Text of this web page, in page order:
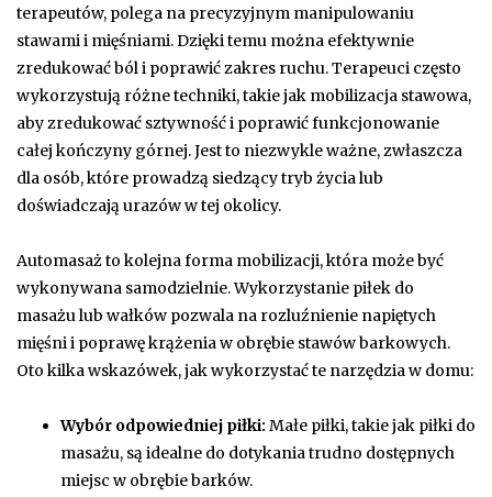
terapeutów, polega na precyzyjnym manipulowaniu
stawami i mięśniami. Dzięki temu można efektywnie
zredukować ból i poprawić zakres ruchu. Terapeuci często
wykorzystują różne techniki, takie jak mobilizacja stawowa,
aby zredukować sztywność i poprawić funkcjonowanie
całej kończyny górnej. Jest to niezwykle ważne, zwłaszcza
dla osób, które prowadzą siedzący tryb życia lub
doświadczają urazów w tej okolicy.
Automasaż to kolejna forma mobilizacji, która może być
wykonywana samodzielnie. Wykorzystanie piłek do
masażu lub wałków pozwala na rozluźnienie napiętych
mięśni i poprawę krążenia w obrębie stawów barkowych.
Oto kilka wskazówek, jak wykorzystać te narzędzia w domu:
Wybór odpowiedniej piłki: Małe piłki, takie jak piłki do
masażu, są idealne do dotykania trudno dostępnych
miejsc w obrębie barków.